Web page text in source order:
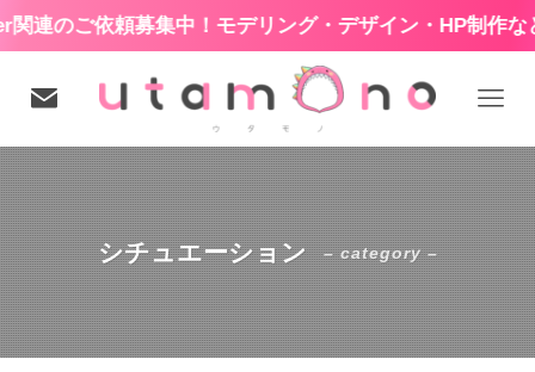
のご依頼募集中！モデリング・デザイン・HP制作など
シチュエーション – category –